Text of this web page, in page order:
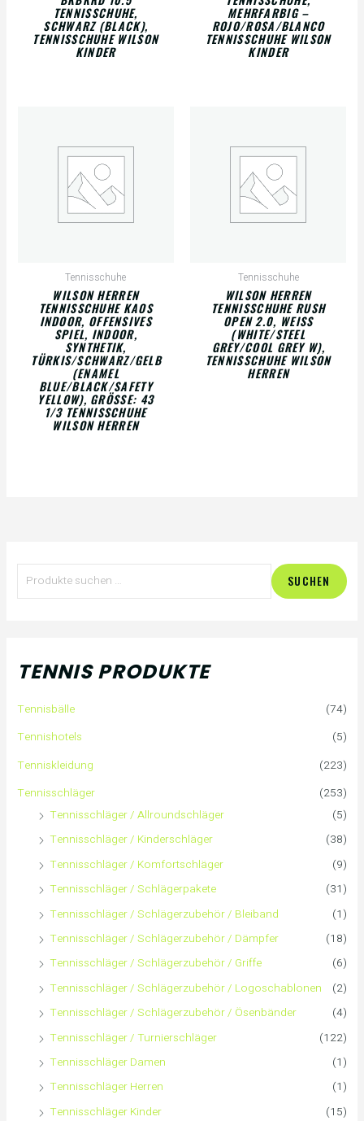
TENNISSCHUHE,
SCHWARZ (BLACK),
TENNISSCHUHE WILSON
KINDER
MEHRFARBIG –
ROJO/ROSA/BLANCO
TENNISSCHUHE WILSON
KINDER
Tennisschuhe
WILSON HERREN
TENNISSCHUHE KAOS
INDOOR, OFFENSIVES
SPIEL, INDOOR,
SYNTHETIK,
TÜRKIS/SCHWARZ/GELB
(ENAMEL
BLUE/BLACK/SAFETY
YELLOW), GRÖSSE: 43 1
/3 TENNISSCHUHE W
ILSON HERREN
Tennisschuhe
WILSON HERREN
TENNISSCHUHE RUSH
OPEN 2.0, WEISS (
WHITE/STEEL G
REY/COOL GREY W), T
ENNISSCHUHE WILSON H
ERREN
n
a
SUCHEN
TENNIS PRODUKTE
Tennisbälle
(74)
Tennishotels
(5)
Tenniskleidung
(223)
Tennisschläger
(253)
Tennisschläger / Allroundschläger
(5)
Tennisschläger / Kinderschläger
(38)
Tennisschläger / Komfortschläger
(9)
Tennisschläger / Schlägerpakete
(31)
Tennisschläger / Schlägerzubehör / Bleiband
(1)
Tennisschläger / Schlägerzubehör / Dämpfer
(18)
Tennisschläger / Schlägerzubehör / Griffe
(6)
Tennisschläger / Schlägerzubehör / Logoschablonen
(2)
Tennisschläger / Schlägerzubehör / Ösenbänder
(4)
Tennisschläger / Turnierschläger
(122)
Tennisschläger Damen
(1)
Tennisschläger Herren
(1)
Tennisschläger Kinder
(15)